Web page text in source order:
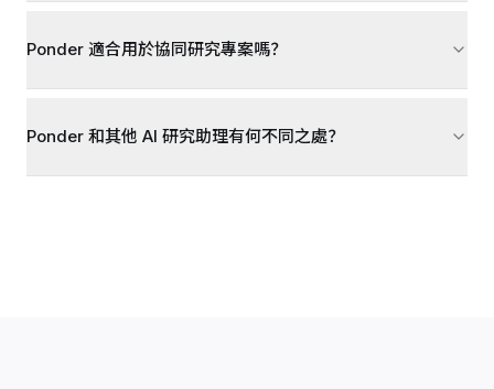
Ponder 適合用於協同研究專案嗎？
Ponder 和其他 AI 研究助理有何不同之處？